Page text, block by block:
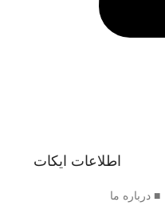
اطلاعات ایکات
■ درباره ما